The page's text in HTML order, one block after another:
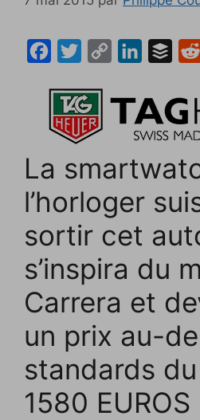
c
e
o
o
i
t
t
e
r
p
i
n
k
n
k
d
I
f
f
r
La
l’horloger
sortir cet
s’inspira du
Carrera et
un prix au-
standards
1580 EUROS